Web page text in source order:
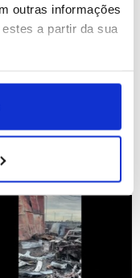
outras informações
a partir da sua
resgata 47
de navio
buscas